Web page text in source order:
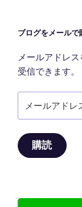
ブログをメールで
メールアドレ
受信できます。
ー
ア
ド
購読